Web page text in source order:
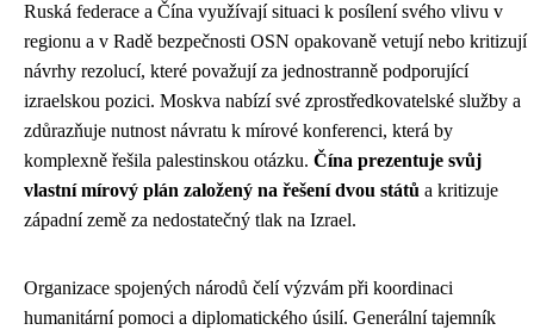
Ruská federace a Čína využívají situaci k posílení svého vlivu v
regionu a v Radě bezpečnosti OSN opakovaně vetují nebo kritizují
návrhy rezolucí, které považují za jednostranně podporující
izraelskou pozici. Moskva nabízí své zprostředkovatelské služby a
zdůrazňuje nutnost návratu k mírové konferenci, která by
komplexně řešila palestinskou otázku. Čína prezentuje svůj
vlastní mírový plán založený na řešení dvou států a kritizuje
západní země za nedostatečný tlak na Izrael.
Organizace spojených národů čelí výzvám při koordinaci
humanitární pomoci a diplomatického úsilí. Generální tajemník